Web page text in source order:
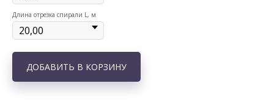
Длина отрезка спирали L, м
ДОБАВИТЬ В КОРЗИНУ